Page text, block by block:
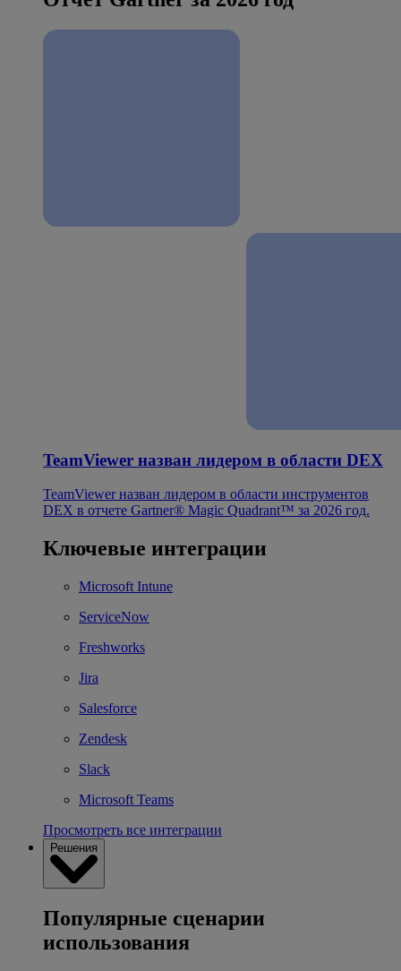
TeamViewer назван лидером в области DEX
TeamViewer назван лидером в области инструментов
DEX в отчете Gartner® Magic Quadrant™ за 2026 год.
Ключевые интеграции
Microsoft Intune
ServiceNow
Freshworks
Jira
Salesforce
Zendesk
Slack
Microsoft Teams
Просмотреть все интеграции
Решения
Популярные сценарии
использования